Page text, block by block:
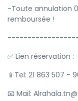
-Toute annulation
remboursée !
✅ Lien réservation :
📱Tel: 21 863 507 -
📧 Mail: